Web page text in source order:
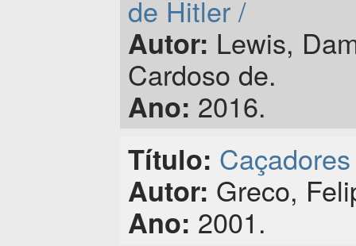
de Hitler /
Autor: Lewis,
Cardoso de.
Ano: 2016.
Título:
Autor: Greco,
Ano: 2001.